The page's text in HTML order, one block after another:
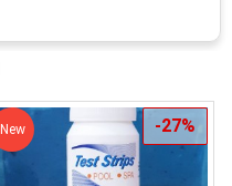
New -27%